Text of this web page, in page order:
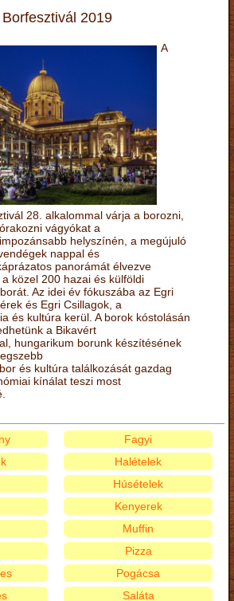
2019
A
28. alkalommal várja a borozni,
vágyókat a
helyszínén, a megújuló
nappal és
panorámát élvezve
közel 200 hazai és külföldi
Az idei év fókuszába az Egri
és Egri Csillagok, a
és kultúra kerül. A borok kóstolásán
a Bikavért
hungarikum borunk készítésének
és kultúra találkozását gazdag
kínálat teszi most
Fagyi
Halételek
Húsételek
Kenyerek
Muffin
Pizza
Pogácsa
Saláta